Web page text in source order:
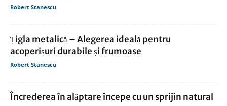
Robert Stanescu
Țigla metalică – Alegerea ideală pentru
acoperișuri durabile și frumoase
Robert Stanescu
Încrederea în alăptare începe cu un sprijin natural